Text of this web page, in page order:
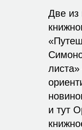
Две из
и тут